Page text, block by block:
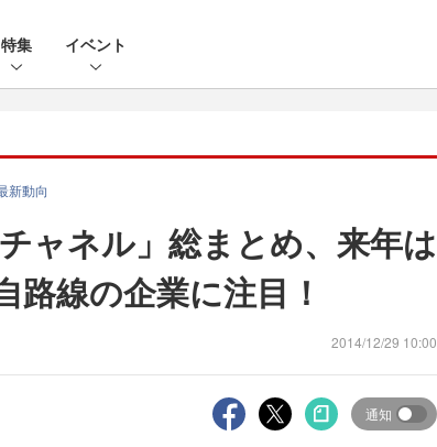
特集 イベント
新動向
ャネル」総まとめ、来年は
線の企業に注目！
2014/12/29 10:00
通知